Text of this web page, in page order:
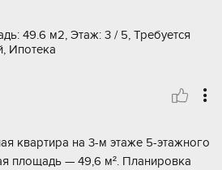
49.6 м2, Этаж: 3 / 5, Требуется
Ипотека
квартирa на 3-м этaже 5-этажного
плoщaдь — 49,6 м². Планировка